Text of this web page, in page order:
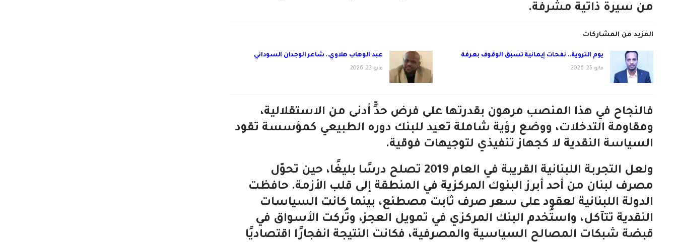
من سيرة ذاتية مشرفة.
المزيد من المشاركات
يوم التروية.. نفحات إيمانية تسبق الوقوف بعرفة
مايو 25, 2026
عبد الوهاب هلاوي.. شاعر الوجدان السوداني
مايو 23, 2026
فالنجاح في هذا المنصب مرهون بقدرتها على فرض حدٍّ أدنى من الاستقلالية،
ومقاومة التدخلات، ووضع رؤية شاملة تعيد للبنك دوره الطبيعي كمؤسسة تقود
السياسة النقدية لا كجهاز تنفيذي لتوجيهات فوقية.
ولعل التجربة اللبنانية القريبة في العام 2019 تصلح درسًا بليغًا، حين تحوّل
مصرف لبنان من أحد أبرز البنوك المركزية في المنطقة إلى قلب الأزمة. حافظت
الدولة اللبنانية لعقود على سعر صرف ثابت مصطنع، بينما كانت السياسات
النقدية تتآكل، واستُخدم البنك المركزي في تمويل العجز، وتُركت الأسواق في
قبضة شبكات المصالح السياسية والمصرفية، فكانت النتيجة انفجارًا اقتصاديًا